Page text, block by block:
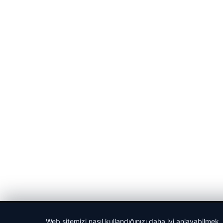
Web sitemizi nasıl kullandığınızı daha iyi